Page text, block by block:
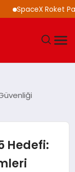
Roket Parçası
Hedefi: